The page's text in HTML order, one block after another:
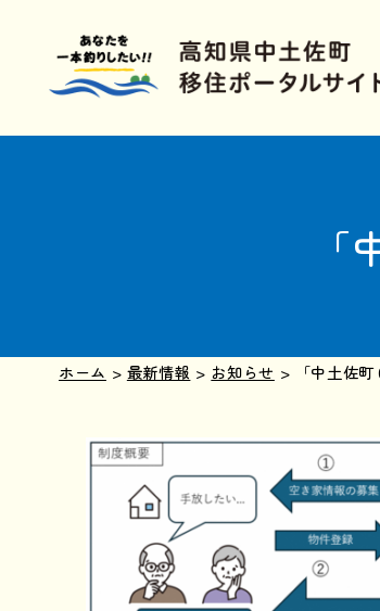
ホーム > 最新情報 > お知らせ > 「中土佐